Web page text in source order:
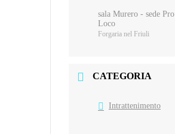
sala Murero - sede Pro
Loco
Forgaria nel Friuli
CATEGORIA
Intrattenimento